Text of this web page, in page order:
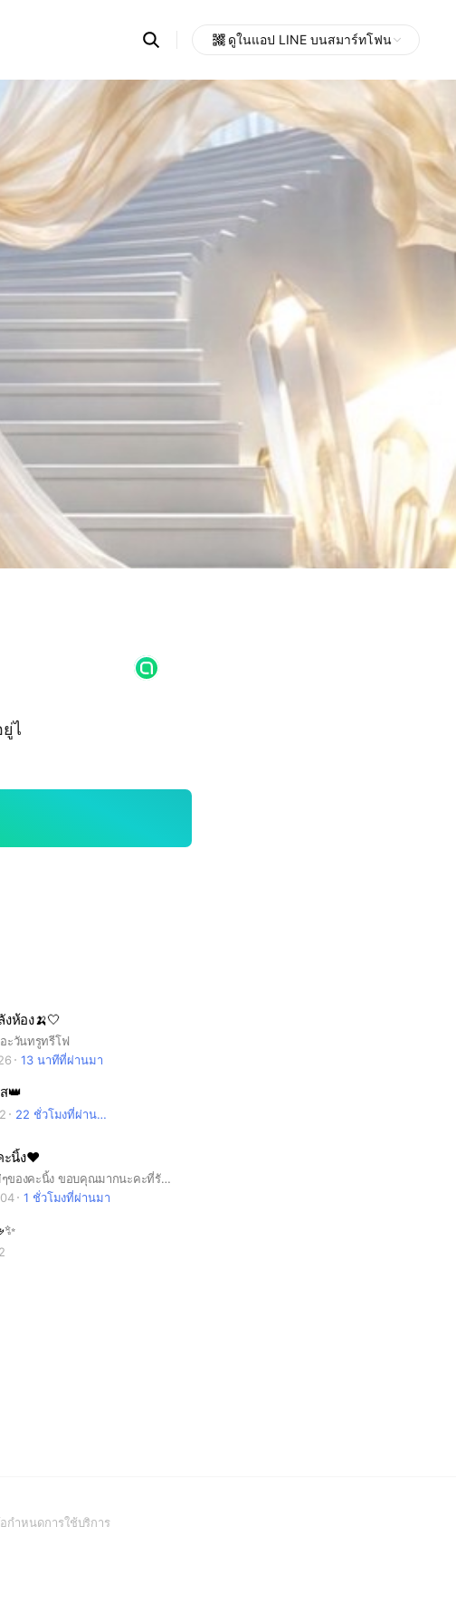
Search
OpenChats
messages
search
area
ดูในแอป LINE บนสมาร์ทโฟน
ไ
ห้อง🍌🤍
ะวันทรูทรีโฟ
13 นาทีที่ผ่านมา
👑
22 ชั่วโมงที่ผ่านมา
ะนิ้ง❤️
สวัสดีค่ะแม่ๆของคะนิ้ง ขอบคุณมากนะคะที่รักและเอ็นดูหนู ช่วยซับพอร์ตแบบนี้ตลอดไปนะคะ
1 ชั่วโมงที่ผ่านมา
กำหนดการใช้บริการ(Open